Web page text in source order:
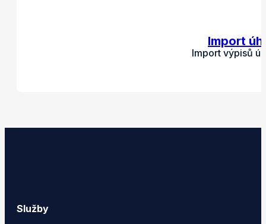
Import
Import výpisů
Služby